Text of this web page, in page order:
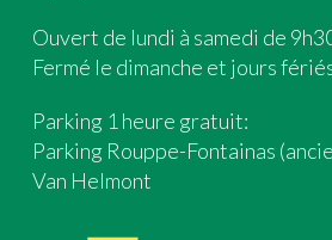
Ouvert de lundi à samedi de
Fermé le dimanche et jours
Parking 1 heure gratuit:
Parking Rouppe-Fontainas
Van Helmont